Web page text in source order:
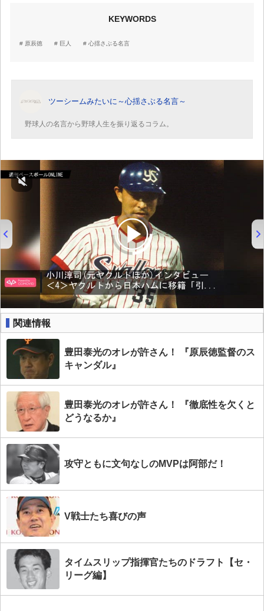
KEYWORDS
原辰徳 巨人 心揺さぶる名言
ツーシームみたいに～心揺さぶる名言～
野球人の名言から野球人生を振り返るコラム。
00:00/01:00
関連情報
豊田泰光のオレが許さん！ 『原辰徳監督のス
キャンダル』
豊田泰光のオレが許さん！ 『徹底性を欠くと
どうなるか』
攻守ともに文句なしのMVPは阿部だ！
V戦士たち喜びの声
タイムスリップ指揮官たちのドラフト【セ・
リーグ編】